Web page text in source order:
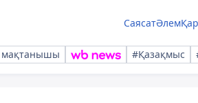
СаясатӘлем
мақтанышы #Қазақмыс